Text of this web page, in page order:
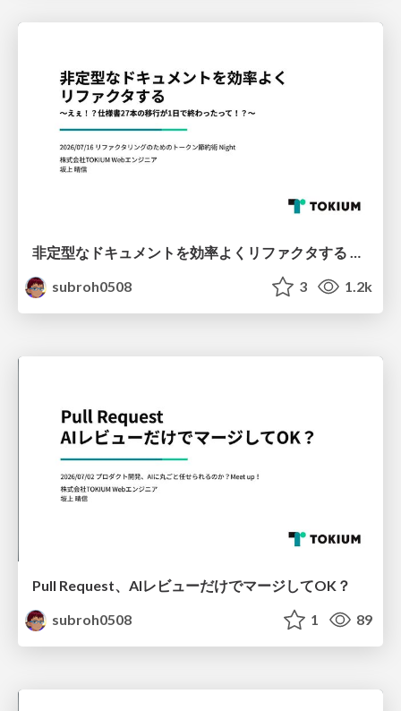
subroh0508
3 1.2k
Pull Request、AIレビューだけでマージしてOK？
subroh0508
1 89